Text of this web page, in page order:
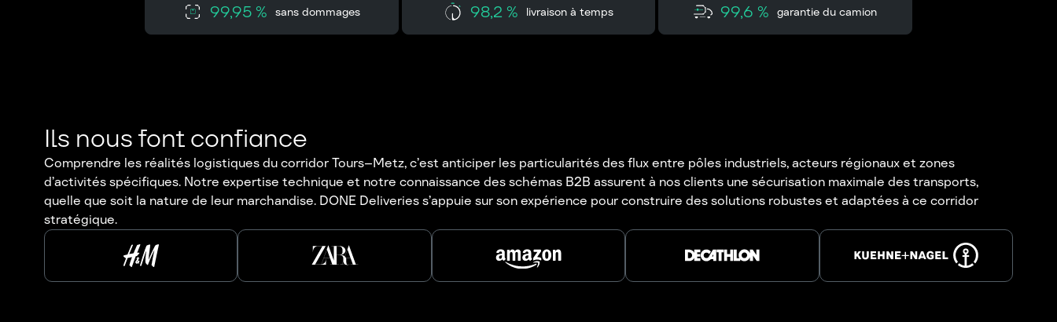
99,95 % sans dommages 98,2 % livraison à temps 99,6 % garantie du camion
Ils nous font confiance
Comprendre les réalités logistiques du corridor Tours–Metz, c’est anticiper les particularités des flux entre pôles industriels, acteurs régionaux et zones
d’activités spécifiques. Notre expertise technique et notre connaissance des schémas B2B assurent à nos clients une sécurisation maximale des transports,
quelle que soit la nature de leur marchandise. DONE Deliveries s’appuie sur son expérience pour construire des solutions robustes et adaptées à ce corridor
stratégique.